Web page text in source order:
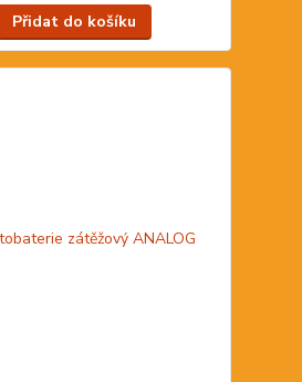
Přidat do košíku